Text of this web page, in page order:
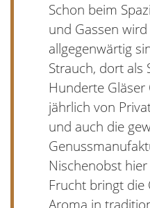
Schon beim
und Gassen
allgegenwärtig
Strauch, dort als
Hunderte
jährlich von
und auch die
Nischenobst
Frucht bringt